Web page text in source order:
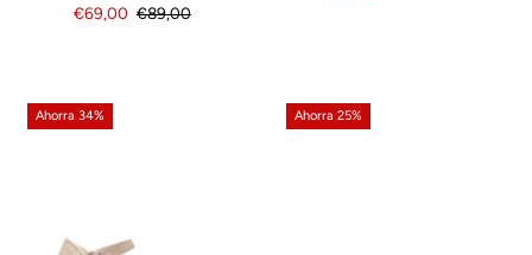
Precio
€69,00 Precio
€89,00
Ahorra 34% Ahorra 25%